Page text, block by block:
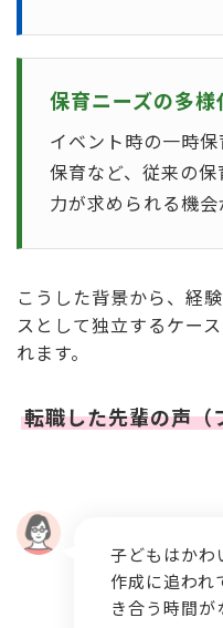
保育ニーズの多様
イベント時の一時
保育など、従来の
力が求められる機会
こうした背景から、経
スとして独立するケー
れます。
転職した先輩の声（
子どもはかわ
作成に追われ
き合う時間が